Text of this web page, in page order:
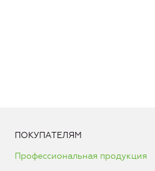
ПОКУПАТЕЛЯМ
Профессиональная продукция